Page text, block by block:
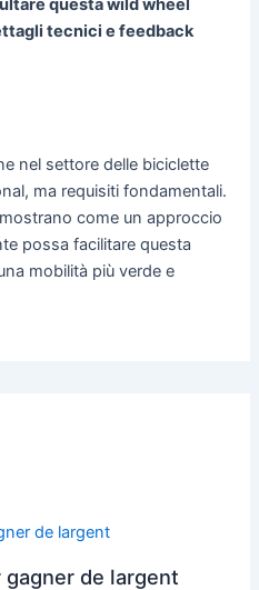
questa wild wheel
tecnici e feedback
nel settore delle biciclette
ma requisiti fondamentali.
come un approccio
possa facilitare questa
mobilità più verde e
de largent